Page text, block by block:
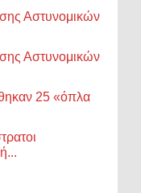
Αστυνομικών
Αστυνομικών
25 «όπλα